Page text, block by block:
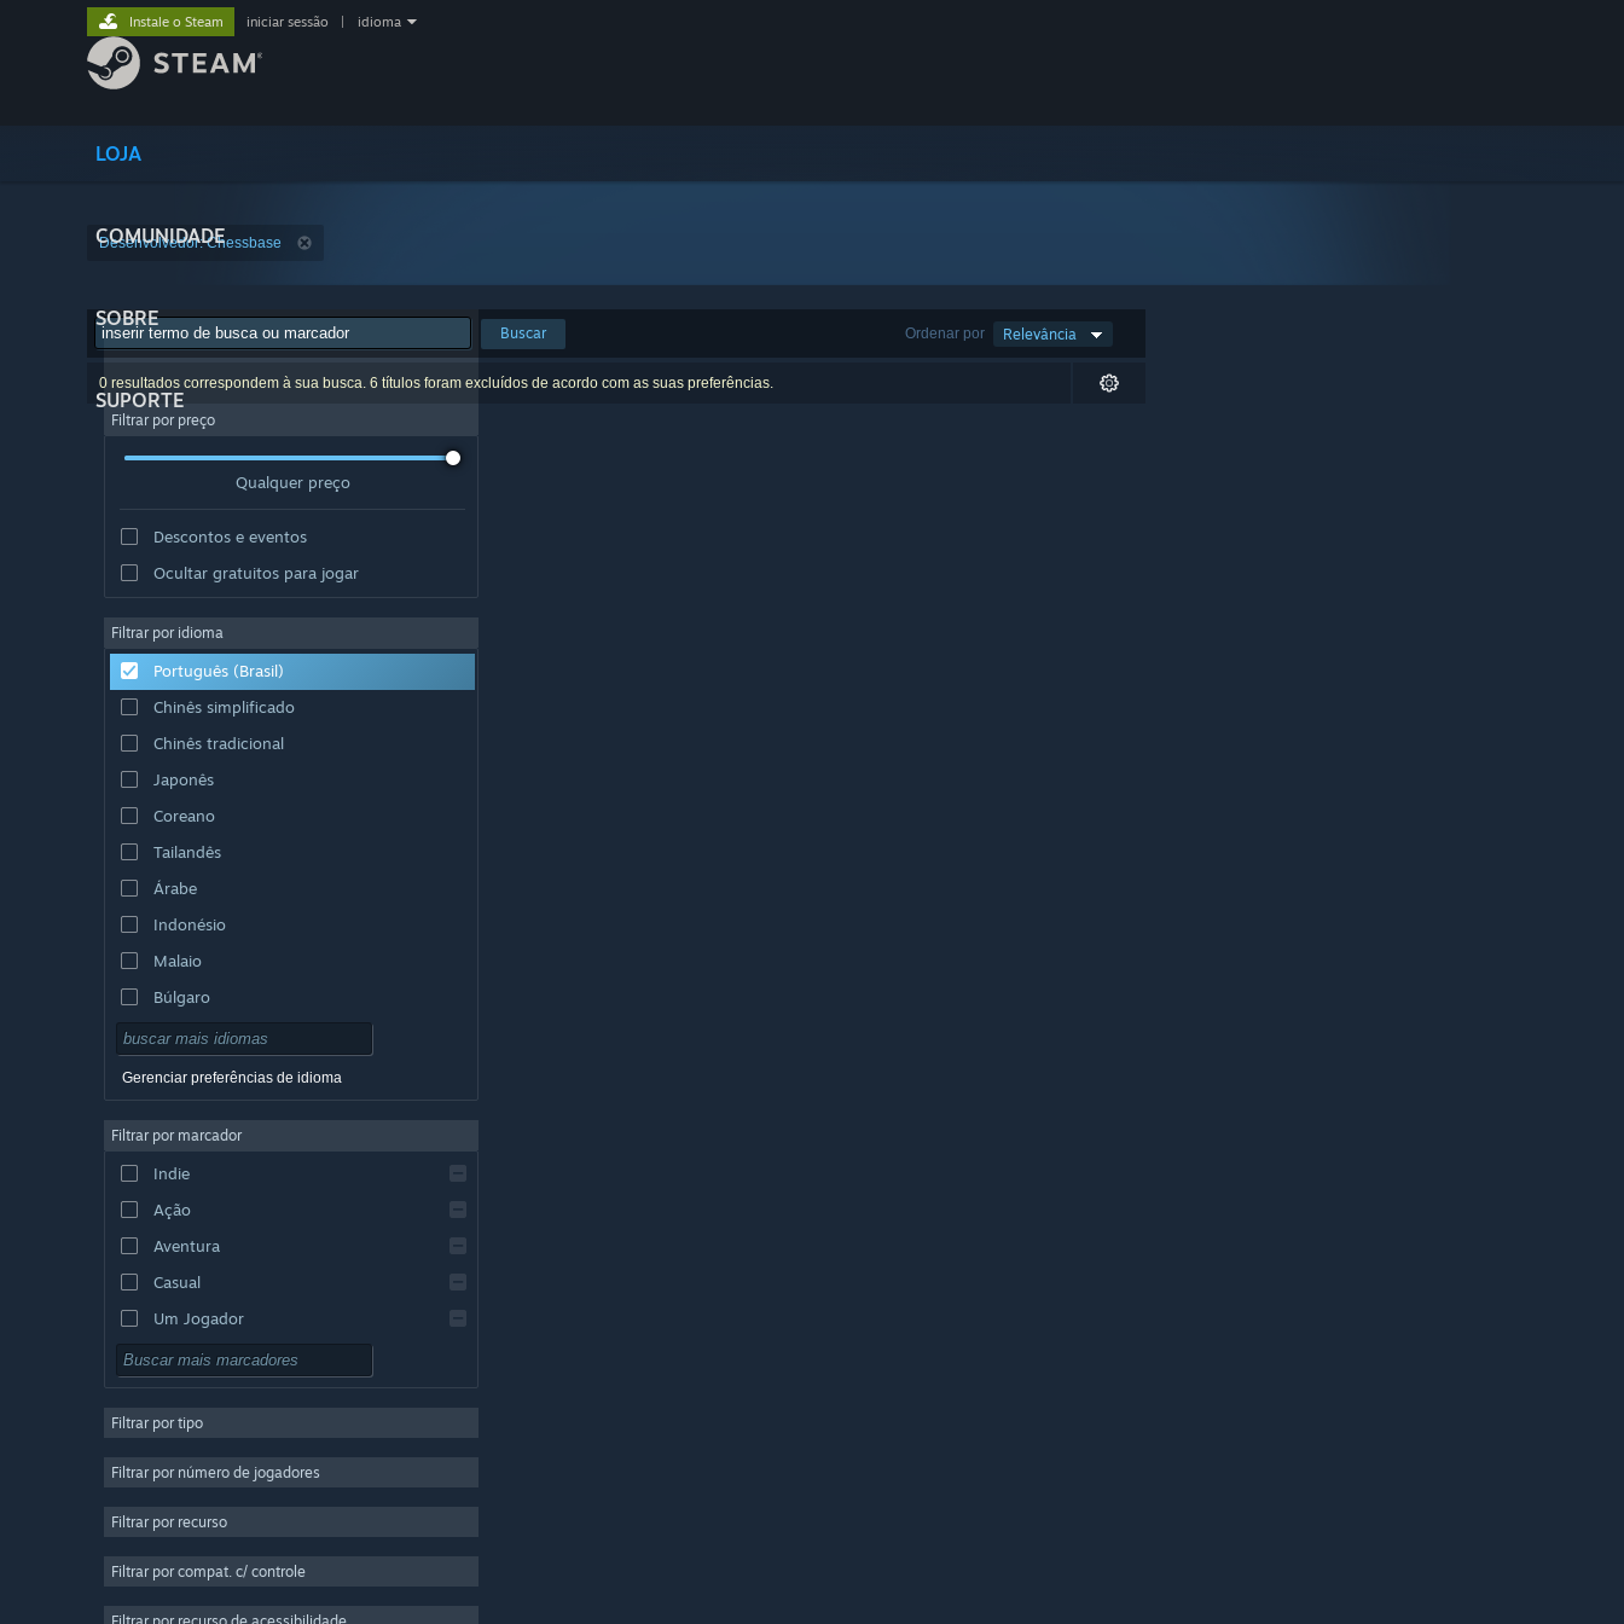
LOJA
COMUNIDADE
SOBRE
SUPORTE
Instale o Steam iniciar sessão idioma
Desenvolvedor: Chessbase
Ordenar por Relevância
Buscar
0 resultados correspondem à sua busca. 6 títulos foram excluídos de acordo com as suas preferências.
Filtrar por preço
Qualquer preço
Descontos e eventos
Ocultar gratuitos para jogar
Filtrar por idioma
Português (Brasil)
Chinês simplificado
Chinês tradicional
Japonês
Coreano
Tailandês
Árabe
Indonésio
Malaio
Búlgaro
Tcheco
Dinamarquês
Inglês
Espanhol (Espanha)
Espanhol (América Latina)
Gerenciar preferências de idioma
Filtrar por marcador
Indie
Ação
Aventura
Casual
Um Jogador
Simulação
Estratégia
3D
Gratuito para Jogar
Filtrar por tipo
Filtrar por número de jogadores
Filtrar por recurso
Filtrar por compat. c/ controle